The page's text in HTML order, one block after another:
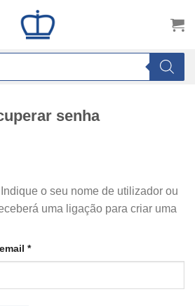
senha
o seu nome de utilizador ou
uma ligação para criar uma
*Obrigatório